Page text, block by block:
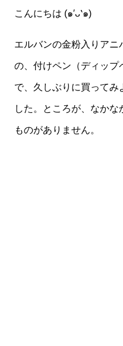
こんにちは (๑′ᴗ‵๑)
エルバンの金粉入りア
の、付けペン（ディップ
で、久しぶりに買ってみ
した。ところが、なか
ものがありません。